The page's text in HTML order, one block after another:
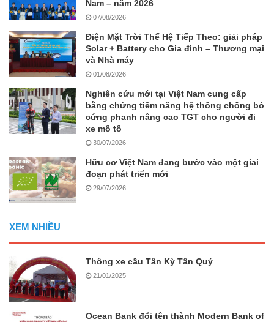
Nam – năm 2026
07/08/2026
Điện Mặt Trời Thế Hệ Tiếp Theo: giải pháp
Solar + Battery cho Gia đình – Thương mại
và Nhà máy
01/08/2026
Nghiên cứu mới tại Việt Nam cung cấp
bằng chứng tiềm năng hệ thống chống bó
cứng phanh nâng cao TGT cho người đi
xe mô tô
30/07/2026
Hữu cơ Việt Nam đang bước vào một giai
đoạn phát triển mới
29/07/2026
XEM NHIỀU
Thông xe cầu Tân Kỳ Tân Quý
21/01/2025
Ocean Bank đổi tên thành Modern Bank of